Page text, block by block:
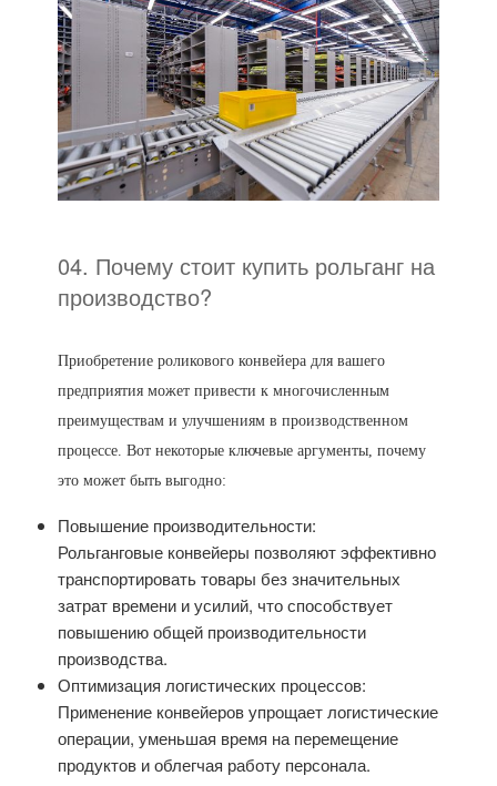
04. Почему стоит купить рольганг на
производство?
Приобретение роликового конвейера для вашего
предприятия может привести к многочисленным
преимуществам и улучшениям в производственном
процессе. Вот некоторые ключевые аргументы, почему
это может быть выгодно:
Повышение производительности:
Рольганговые конвейеры позволяют эффективно
транспортировать товары без значительных
затрат времени и усилий, что способствует
повышению общей производительности
производства.
Оптимизация логистических процессов:
Применение конвейеров упрощает логистические
операции, уменьшая время на перемещение
продуктов и облегчая работу персонала.